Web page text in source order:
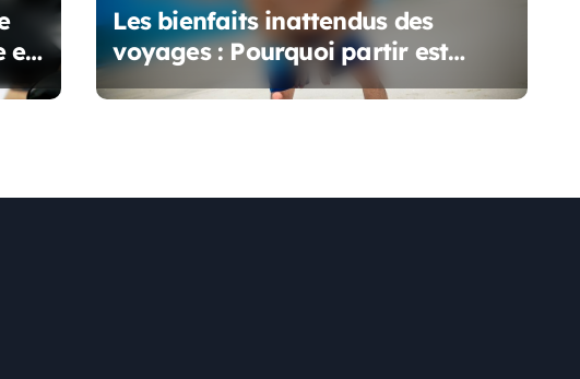
en
Les bienfaits inattendus des
voyages : Pourquoi partir est
essentiel pour votre bien-être